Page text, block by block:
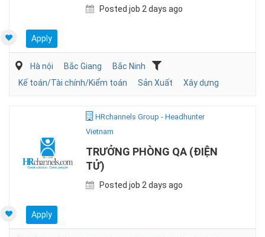
Posted job 2 days ago
Apply
Hà nội Bắc Giang
Bắc Ninh
Kế toán/Tài chính/Kiểm toán
Sản Xuất Xây dựng
HRchannels Group - Headhunter
Vietnam
TRƯỞNG PHÒNG QA (ĐIỆN
TỬ)
Posted job 2 days ago
Apply